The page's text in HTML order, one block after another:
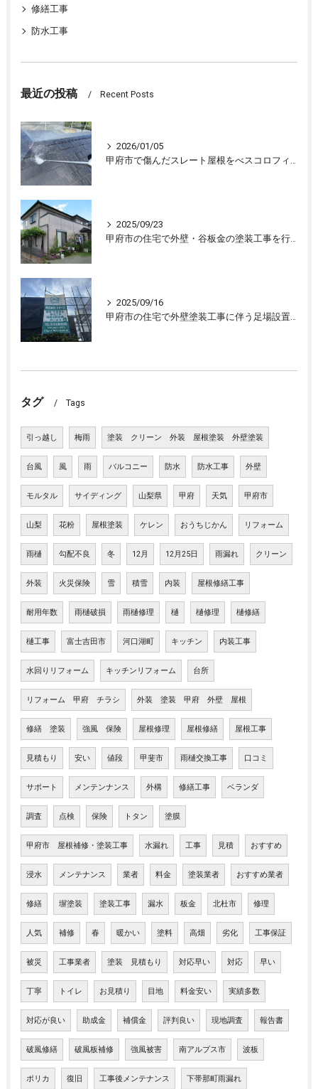
修繕工事
防水工事
最近の投稿 Recent Posts
2026/01/05
甲府市で傷んだスレート屋根をべスコロフィラーを下塗りし屋根塗装しました
2025/09/23
甲府市の住宅で外壁・谷板金の塗装工事を行ない、住宅が生まれ変わりました
2025/09/16
甲府市の住宅で外壁塗装工事に伴う足場設置、外壁の下処理を行いました。
タグ Tags
引っ越し 梅雨 塗装 クリーン 外装 屋根塗装 外壁塗装
台風 風 雨 バルコニー 防水 防水工事 外壁
モルタル サイディング 山梨県 甲府 天気 甲府市
山梨 花粉 屋根塗装 ケレン おうちじかん リフォーム
雨樋 勾配不良 冬 12月 12月25日 雨漏れ クリーン
外装 火災保険 雪 積雪 内装 屋根修繕工事
耐用年数 雨樋破損 雨樋修理 樋 樋修理 樋修繕
樋工事 富士吉田市 河口湖町 キッチン 内装工事
水回りリフォーム キッチンリフォーム 台所
リフォーム 甲府 チラシ 外装 塗装 甲府 外壁 屋根
修繕 塗装 強風 保険 屋根修理 屋根修繕 屋根工事
見積もり 安い 値段 甲斐市 雨樋交換工事 口コミ
サポート メンテンナンス 外構 修繕工事 ベランダ
調査 点検 保険 トタン 塗膜
甲府市 屋根補修・塗装工事 水漏れ 工事 見積 おすすめ
浸水 メンテナンス 業者 料金 塗装業者 おすすめ業者
修繕 塀塗装 塗装工事 漏水 板金 北杜市 修理
人気 補修 春 暖かい 塗料 高畑 劣化 工事保証
被災 工事業者 塗装 見積もり 対応早い 対応 早い
丁寧 トイレ お見積り 目地 料金安い 実績多数
対応が良い 助成金 補償金 評判良い 現地調査 報告書
破風修繕 破風板補修 強風被害 南アルプス市 波板
ポリカ 復旧 工事後メンテナンス 下帯那町雨漏れ